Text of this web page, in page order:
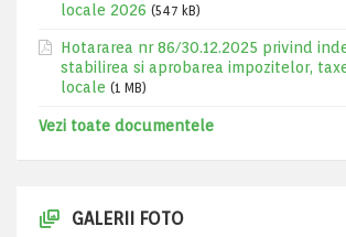
locale 2026 (547 kB)
Hotararea nr 86/30.12.2025 privind
stabilirea si aprobarea impozitelor,
locale (1 MB)
Vezi toate documentele
GALERII FOTO